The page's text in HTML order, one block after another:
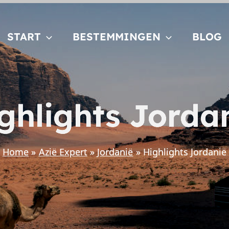
START BESTEMMINGEN BLOG
Home Azië Expert Jordanië Highlights Jordanië